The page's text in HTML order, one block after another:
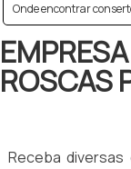
Onde encontrar
ROSCAS
Receba